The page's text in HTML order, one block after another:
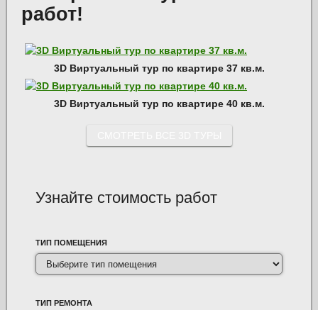
работ!
3D Виртуальный тур по квартире 37 кв.м.
3D Виртуальный тур по квартире 40 кв.м.
Узнайте стоимость работ
ТИП ПОМЕЩЕНИЯ
ТИП РЕМОНТА